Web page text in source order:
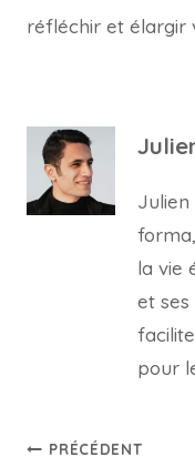
réfléchir et élargir
la vie
et ses
pour
Navigation
PRÉCÉDENT